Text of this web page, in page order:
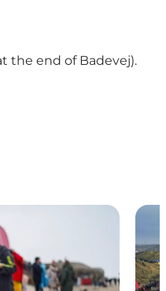
the end of Badevej).